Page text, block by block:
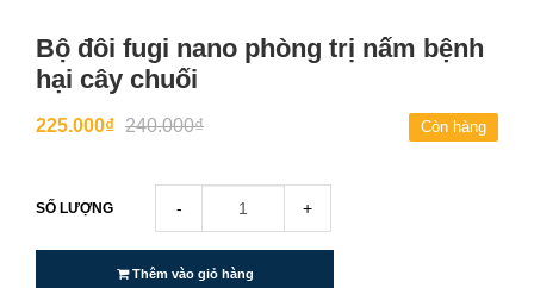
Bộ đôi fugi nano phòng trị nấm bệnh
hại cây chuối
225.000₫ 240.000₫ Còn hàng
SỐ LƯỢNG - +
Thêm vào giỏ hàng